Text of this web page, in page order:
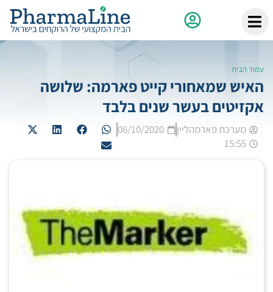
עמוד הבית
האיש שמאחורי קייט פארמה: שלושה
אקזיטים בעשר שנים בלבד
מערכת פארמהליין
06/10/2020
15:55